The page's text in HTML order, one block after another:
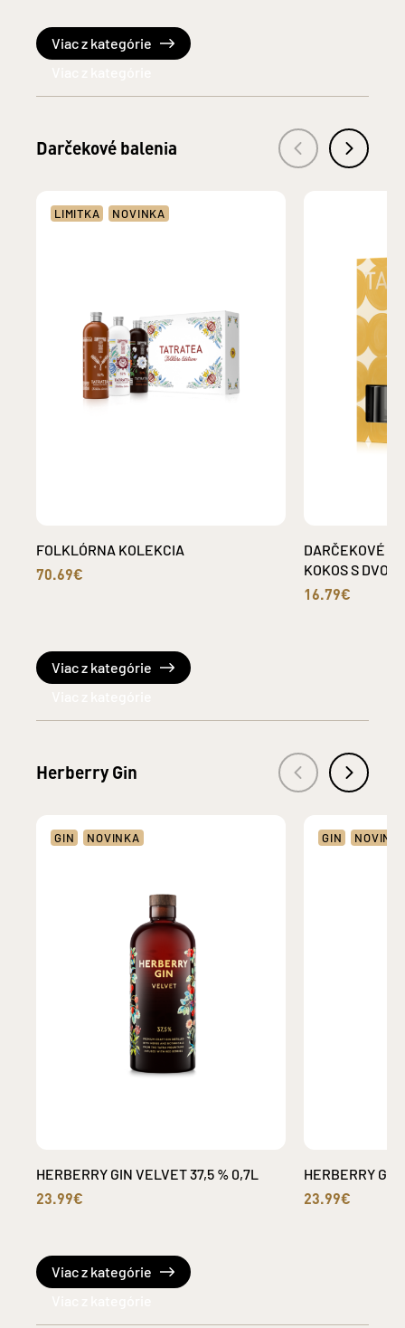
Viac z kategórie
Darčekové balenia
LIMITKA NOVINKA
FOLKLÓRNA KOLEKCIA
70.69€
DARČEKOVÉ
KOKOS S
16.79€
Viac z kategórie
Herberry Gin
GIN NOVINKA
HERBERRY GIN VELVET 37,5 % 0,7L
23.99€
GIN
HERBERRY
23.99€
Viac z kategórie